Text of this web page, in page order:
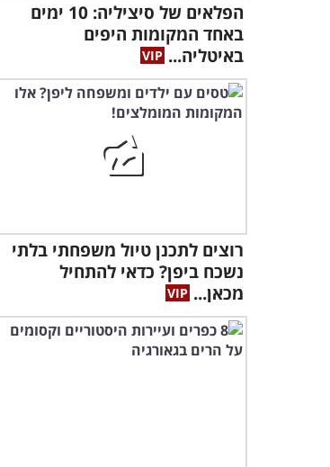
הפלאים של סיציליה: 10 ימים
באחד המקומות היפים
באיטליה...
רוצים לתכנן טיול משפחתי בלתי
נשכח ביפן? כדאי להתחיל
מכאן...